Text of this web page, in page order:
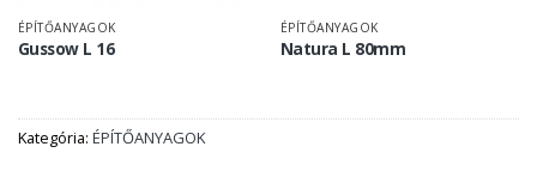
ÉPÍTŐANYAGOK
Gussow L 16
ÉPÍTŐANYAGOK
Natura L 80mm
Kategória: ÉPÍTŐANYAGOK